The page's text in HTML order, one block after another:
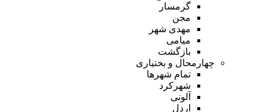
گرمسار
مجن
مهدی شهر
میامی
بازگشت
چهارمحال و بختیاری
تمام شهر‌ها
شهرکرد
آلونی
اردل